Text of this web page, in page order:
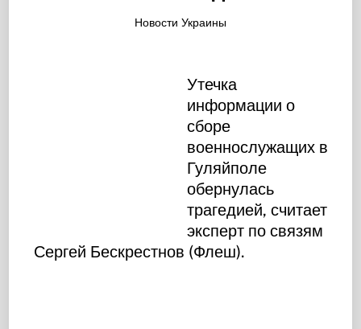
Новости Украины
Утечка
информации о
сборе
военнослужащих в
Гуляйполе
обернулась
трагедией, считает
эксперт по связям
Сергей Бескрестнов (Флеш).